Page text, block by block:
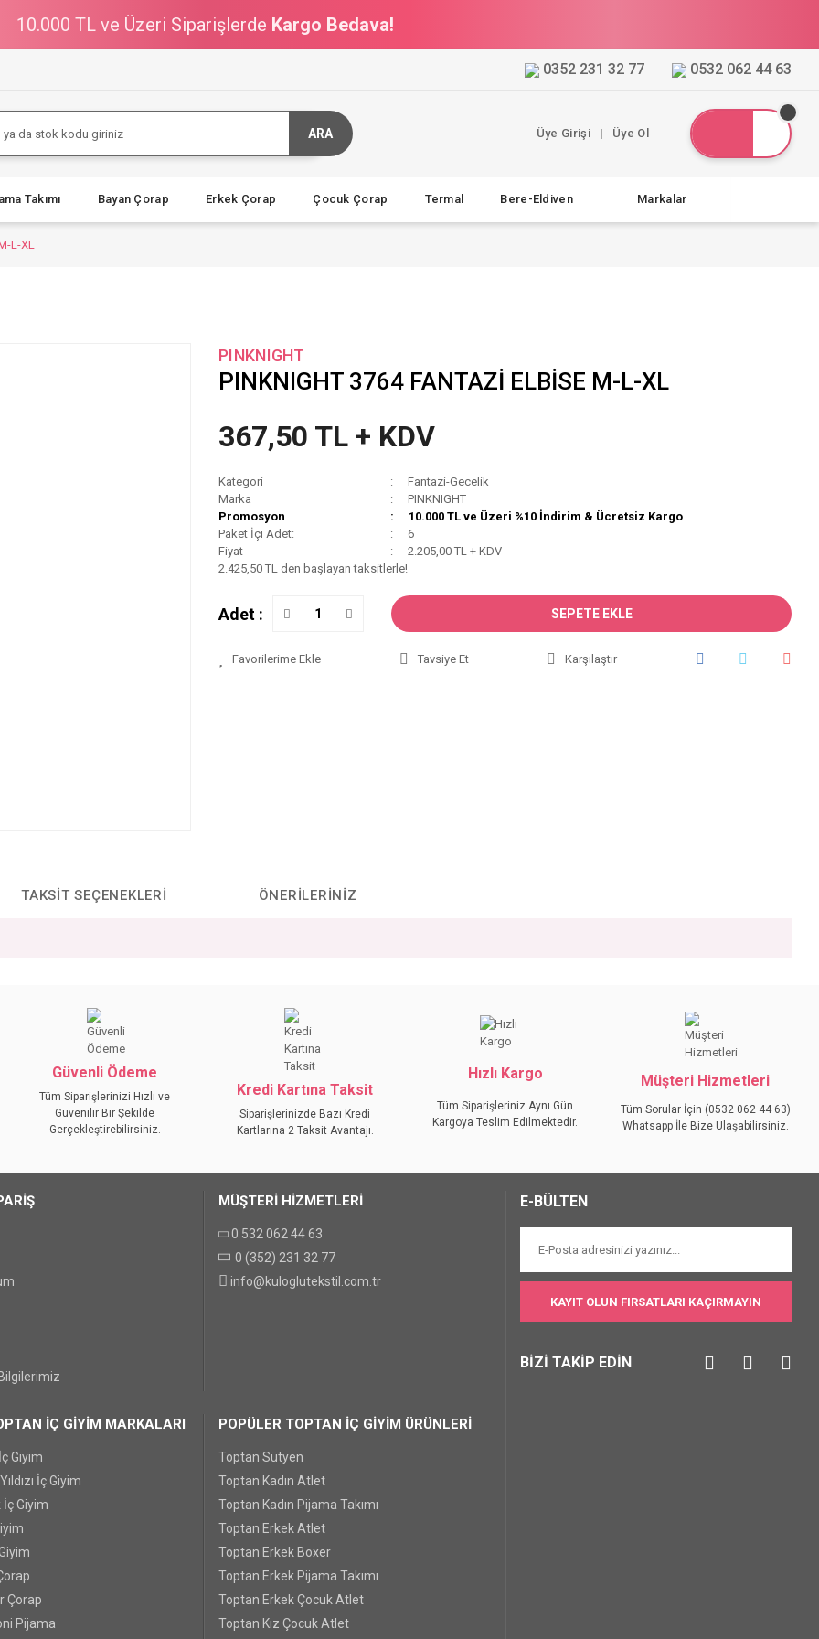
10.000 TL ve Üzeri Siparişlerde Kargo Bedava!
0352 231 32 77 0532 062 44 63
ARA Üye Girişi | Üye Ol
Takımı Bayan Çorap Erkek Çorap Çocuk Çorap Termal Bere-Eldiven Markalar
L-XL
PINKNIGHT
PINKNIGHT 3764 FANTAZİ ELBİSE M-L-XL
367,50 TL + KDV
Kategori
Fantazi-Gecelik
Marka
PINKNIGHT
Promosyon
10.000 TL ve Üzeri %10 İndirim & Ücretsiz Kargo
Paket İçi Adet:
6
Fiyat
2.205,00 TL + KDV
2.425,50 TL den başlayan taksitlerle!
Adet : SEPETE EKLE
Tavsiye Et Karşılaştır
TAKSIT SEÇENEKLERI ÖNERILERINIZ
GÖNDER
Güvenli Ödeme
Tüm Siparişlerinizi Hızlı ve
Güvenilir Bir Şekilde
Gerçekleştirebilirsiniz.
Kredi Kartına Taksit
Siparişlerinizde Bazı Kredi
Kartlarına 2 Taksit Avantajı.
Hızlı Kargo
Tüm Siparişleriniz Aynı Gün
Kargoya Teslim Edilmektedir.
Müşteri Hizmetleri
Tüm Sorular İçin (0532 062 44 63)
Whatsapp İle Bize Ulaşabilirsiniz.
MÜŞTERİ HİZMETLERİ
0 532 062 44 63
0 (352) 231 32 77
info@kuloglutekstil.com.tr
İÇ GİYİM MARKALARI
Giyim
İç Giyim
Giyim
Çorap
Pijama
POPÜLER TOPTAN İÇ GİYİM ÜRÜNLERİ
Toptan Sütyen
Toptan Kadın Atlet
Toptan Kadın Pijama Takımı
Toptan Erkek Atlet
Toptan Erkek Boxer
Toptan Erkek Pijama Takımı
Toptan Erkek Çocuk Atlet
Toptan Kız Çocuk Atlet
E-BÜLTEN
KAYIT OLUN FIRSATLARI KAÇIRMAYIN
BİZİ TAKİP EDİN